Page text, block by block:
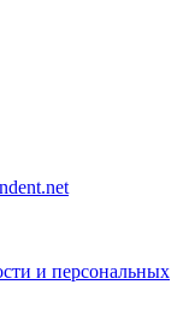
и персональных